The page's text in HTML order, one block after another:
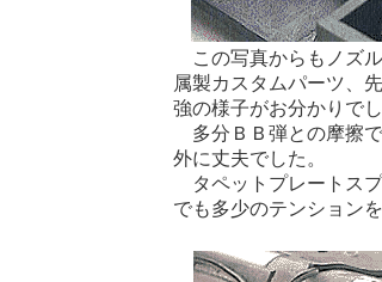
この写真からもノズ
属製カスタムパーツ、
強の様子がお分かりで
多分ＢＢ弾との摩擦
外に丈夫でした。
タペットプレートス
でも多少のテンション